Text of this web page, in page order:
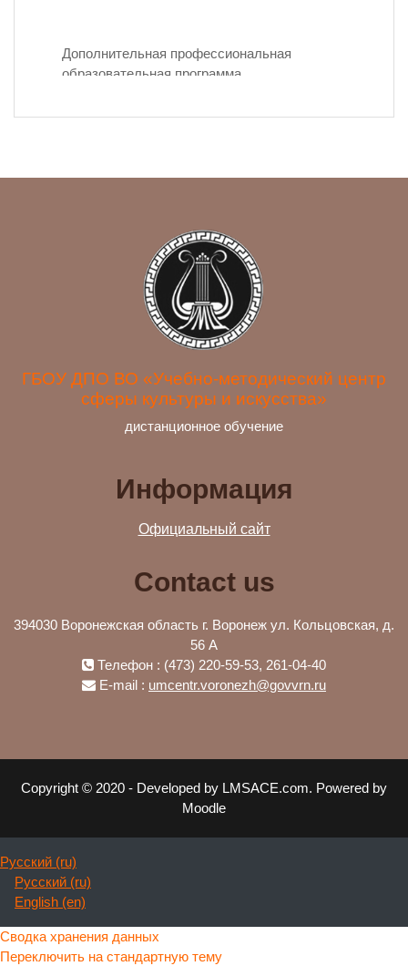
Дополнительная профессиональная
образовательная программа
совершенствование компетенций,
ГБОУ ДПО ВО «Учебно-методический центр
сферы культуры и искусства»
дистанционное обучение
Информация
Официальный сайт
Contact us
394030 Воронежская область г. Воронеж ул. Кольцовская, д.
56 А
Телефон : (473) 220-59-53, 261-04-40
E-mail : umcentr.voronezh@govvrn.ru
Copyright © 2020 - Developed by LMSACE.com. Powered by
Moodle
Русский ‎(ru)‎
Русский ‎(ru)‎
English ‎(en)‎
Сводка хранения данных
Переключить на стандартную тему